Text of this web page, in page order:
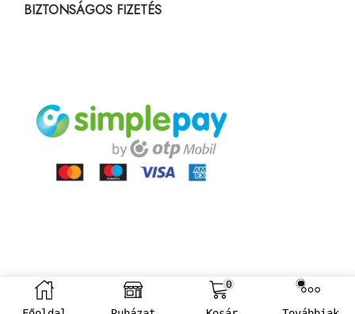
BIZTONSÁGOS FIZETÉS
0